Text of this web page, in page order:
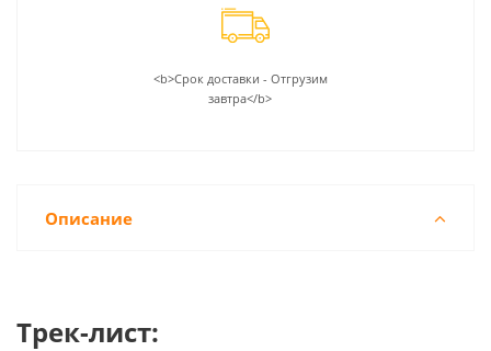
<b>Срок доставки - Отгрузим
завтра</b>
Описание
Трек-лист: